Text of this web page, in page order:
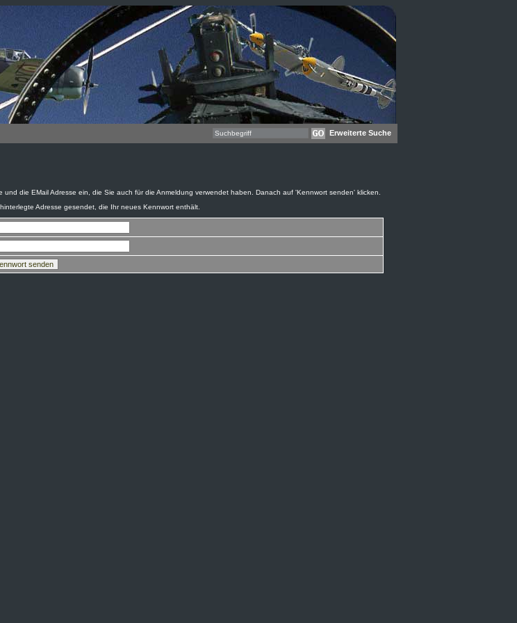
Erweiterte Suche
die EMail Adresse ein, die Sie auch für die Anmeldung verwendet haben. Danach auf 'Kennwort senden' klicken.
Adresse gesendet, die Ihr neues Kennwort enthält.